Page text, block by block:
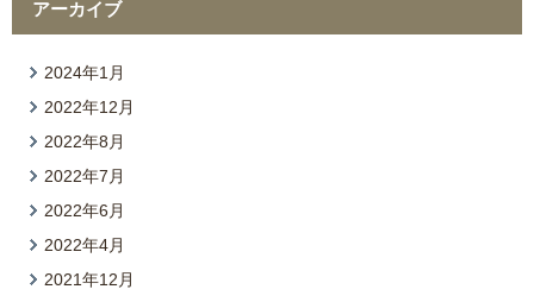
アーカイブ
2024年1月
2022年12月
2022年8月
2022年7月
2022年6月
2022年4月
2021年12月